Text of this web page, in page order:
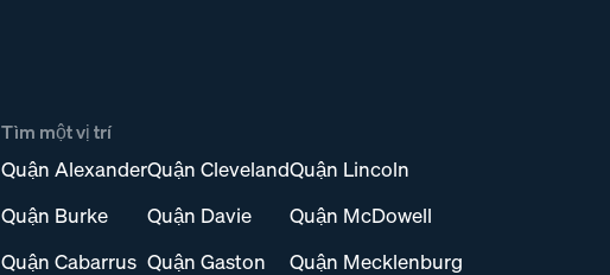
Tìm một vị trí
Quận Alexander
Quận Burke
Quận Cabarrus
Quận Cleveland
Quận Davie
Quận Gaston
Quận Lincoln
Quận McDowell
Quận Mecklenburg